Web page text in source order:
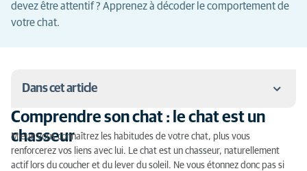
devez être attentif ? Apprenez à décoder le comportement de
votre chat.
Dans cet article
Comprendre son chat : le chat est un chasseur
Comprendre son chat : le chat est un carnivore
Comprendre son chat : le chat est un
chasseur
Mieux vous connaîtrez les habitudes de votre chat, plus vous
renforcerez vos liens avec lui. Le chat est un chasseur, naturellement
actif lors du coucher et du lever du soleil. Ne vous étonnez donc pas si